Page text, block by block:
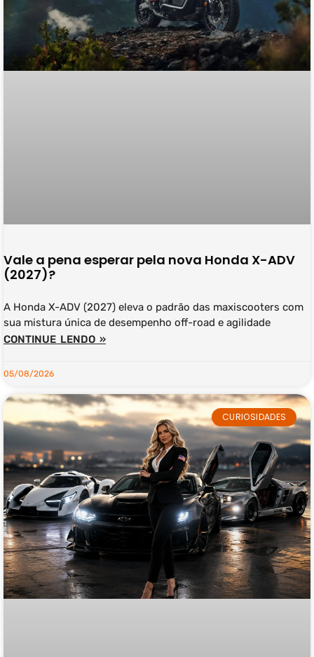
Vale a pena esperar pela nova Honda X-ADV
(2027)?
A Honda X-ADV (2027) eleva o padrão das maxiscooters com
sua mistura única de desempenho off-road e agilidade
CONTINUE LENDO »
05/08/2026
CURIOSIDADES